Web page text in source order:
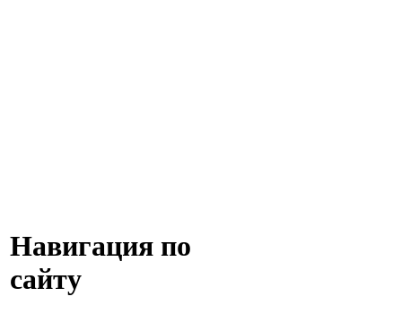
Навигация по
сайту